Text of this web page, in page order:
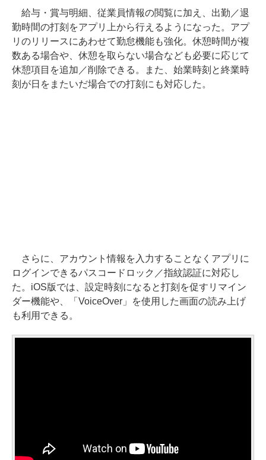
給与・賞与明細、従業員情報の閲覧に加え、出勤／退
勤時間の打刻をアプリ上から行えるようになった。アプ
リのリリースにあわせて勤怠機能も強化。休憩時間が複
数ある場合や、休憩を取らない場合なども必要に応じて
休憩項目を追加／削除できる。また、始業時刻と終業時
刻が日をまたいだ場合での打刻にも対応した。
さらに、アカウント情報を入力することなくアプリに
ログインできるパスコードロック／指紋認証に対応し
た。iOS版では、設定時刻になると打刻を促すリマイン
ダー機能や、「VoiceOver」を使用した画面の読み上げ
も利用できる。